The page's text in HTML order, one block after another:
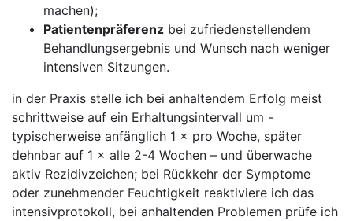
machen);
Patientenpräferenz bei zufriedenstellendem
Behandlungsergebnis und Wunsch‍ nach weniger ​
intensiven Sitzungen.
⁤in der Praxis stelle ich ‌bei anhaltendem Erfolg meist
schrittweise auf ein Erhaltungsintervall um -​
typischerweise‌ anfänglich ​1 ×⁤ pro Woche,‌ später
dehnbar auf ⁣1 × alle 2-4⁤ Wochen – und überwache
aktiv Rezidivzeichen; ‍bei⁢ Rückkehr der Symptome
oder ​zunehmender Feuchtigkeit ⁤reaktiviere‍ ich das
intensivprotokoll,‍ bei ​anhaltenden Problemen prüfe ich